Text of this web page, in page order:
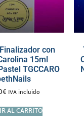
con
15ml
TGCCARO
€ IVA incluido
AL CARRITO